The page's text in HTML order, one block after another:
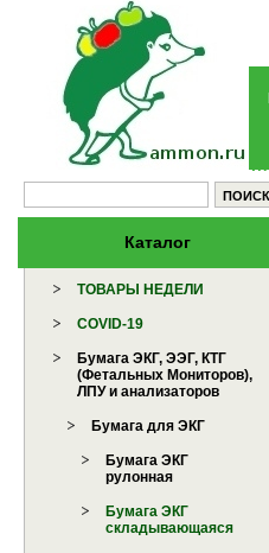
Каталог
ТОВАРЫ НЕДЕЛИ
COVID-19
Бумага ЭКГ, ЭЭГ, КТГ
(Фетальных Мониторов),
ЛПУ и анализаторов
Бумага для ЭКГ
Бумага ЭКГ
рулонная
Бумага ЭКГ
складывающаяся